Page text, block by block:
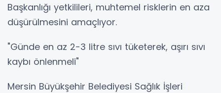
Başkanlığı yetkilileri, muhtemel risklerin en aza
düşürülmesini amaçlıyor.
"Günde en az 2-3 litre sıvı tüketerek, aşırı sıvı
kaybı önlenmeli"
Mersin Büyükşehir Belediyesi Sağlık İşleri